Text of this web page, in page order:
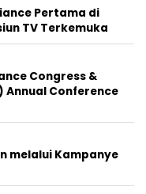
Pertama di
TV Terkemuka
Congress &
Conference
melalui Kampanye